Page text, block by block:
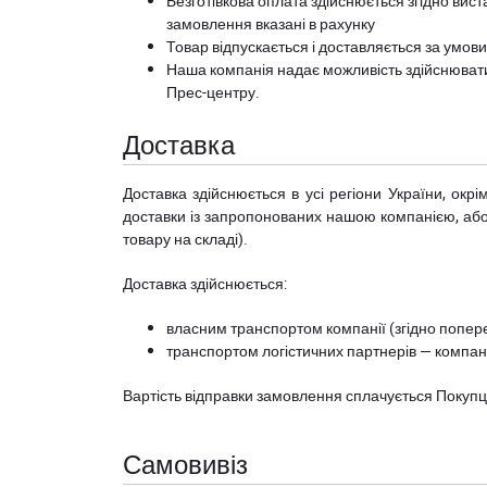
замовлення вказані в рахунку
Товар відпускається і доставляється за
Наша компанія надає можливість
Прес-центру.
Доставка
Доставка здійснюється в усі регіони України,
доставки із запропонованих нашою компанією,
товару на складі).
Доставка здійснюється:
власним транспортом компанії (згідно
транспортом логістичних партнерів —
Вартість відправки замовлення сплачується
Самовивіз